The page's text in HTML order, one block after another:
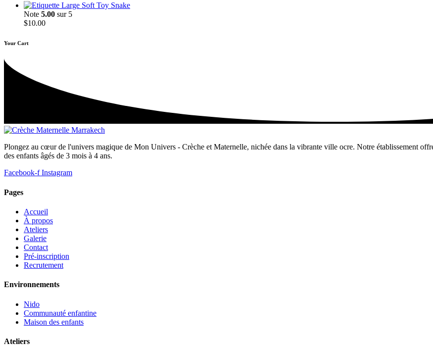
Large Soft Toy Snake
Note 5.00 sur 5
$10.00
Your Cart
Plongez au cœur de l'univers magique de Mon Univers - Crèche et Maternelle, nichée dans la vibrante ville ocre. Notre établissement
des enfants âgés de 3 mois à 4 ans.
Facebook-f Instagram
Pages
Accueil
À propos
Ateliers
Galerie
Contact
Pré-inscription
Recrutement
Environnements
Nido
Communauté enfantine
Maison des enfants
Ateliers